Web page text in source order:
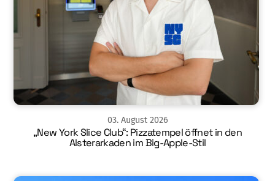
03. August 2026
„New York Slice Club“: Pizzatempel öffnet in den
Alsterarkaden im Big-Apple-Stil